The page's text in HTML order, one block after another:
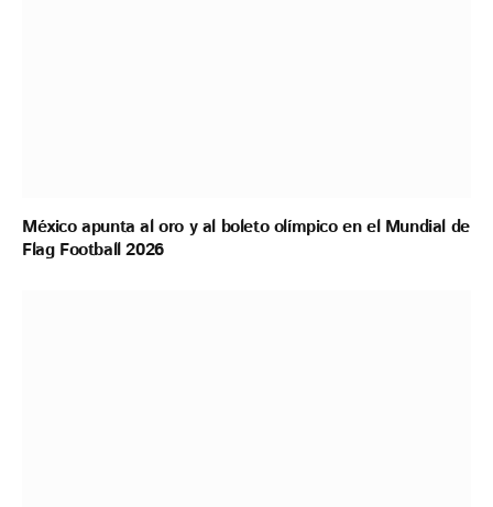
México apunta al oro y al boleto olímpico en el Mundial de
Flag Football 2026